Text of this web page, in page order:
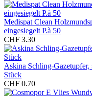
Medispat Clean
eingesiegelt P.à 50
CHF 3.30
Askina Schling-Gazetupfer,
Stück
CHF 0.70